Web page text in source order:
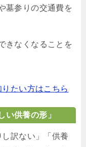
墓参りの交通費を
きなくなることを
たい方はこちら
い供養の形」
訳ない」「供養